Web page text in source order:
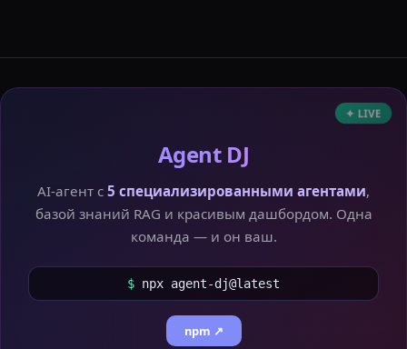
✦ LIVE
Agent DJ
AI-агент с 5 специализированными агентами,
базой знаний RAG и красивым дашбордом. Одна
команда — и он ваш.
$ npx agent-dj@latest
npm ↗